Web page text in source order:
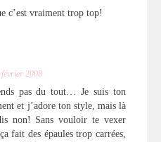
c’est vraiment trop top!
février 2008
pas du tout… Je suis ton
et j’adore ton style, mais là
non! Sans vouloir te vexer
fait des épaules trop carrées,